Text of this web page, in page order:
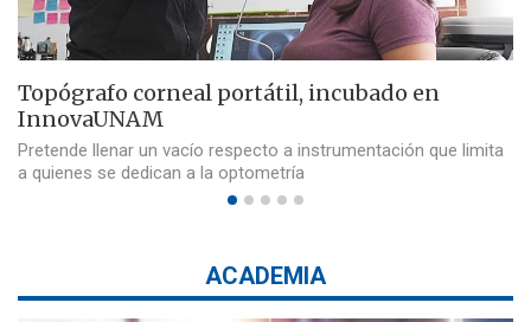
Topógrafo corneal portátil, incubado en
InnovaUNAM
Pretende llenar un vacío respecto a instrumentación que limita
a quienes se dedican a la optometría
ACADEMIA